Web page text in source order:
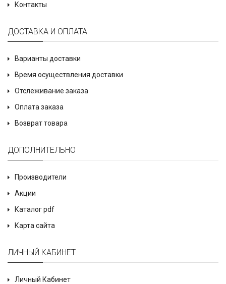
Контакты
ДОСТАВКА И ОПЛАТА
Варианты доставки
Время осуществления доставки
Отслеживание заказа
Оплата заказа
Возврат товара
ДОПОЛНИТЕЛЬНО
Производители
Акции
Каталог pdf
Карта сайта
ЛИЧНЫЙ КАБИНЕТ
Личный Кабинет